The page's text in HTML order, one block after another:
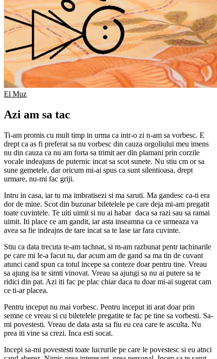
El Muz
Azi am sa tac
Ti-am promis cu mult timp in urma ca intr-o zi n-am sa vorbesc. E
drept ca as fi preferat sa nu vorbesc din cauza orgoliului meu imens
nu din cauza ca nu am forta sa trimit aer din plamani prin corzile
vocale indeajuns de puternic incat sa scot sunete. Nu stiu cm or sa
sune gemetele, dar oricum mi-ai spus ca sunt silentioasa, drept
urmare, nu-mi fac griji.
Intru in casa, iar tu ma imbratisezi si ma saruti. Ma gandesc ca-ti era
dor de mine. Scot din buzunar biletelele pe care deja mi-am pregatit
toate cuvintele. Te uiti uimit si nu ai habar daca sa razi sau sa ramai
uimit. Iti place ce am gandit, iar asta inseamna ca ce urmeaza va
avea sa fie indeajns de tare incat sa te lase iar fara cuvinte.
Stiu ca data trecuta te-am tachnat, si m-am razbunat pentr tachinarile
pe care mi le-a facut tu, dar acum am de gand sa ma tin de cuvant
atunci cand spun ca totul incepe sa conteze doar pentru tine. Vreau
sa ajung isa te simti vinovat. Vreau sa ajungi sa nu ai putere sa te
ridici din pat. Azi iti fac pe plac chiar daca tu doar mi-ai sugerat cam
ce ti-ar placea.
Pentru inceput nu mai vorbesc. Pentru inceput iti arat doar prin
semne ce vreau si cu biletelele pregatite te fac pe tine sa vorbesti. Sa-
mi povestesti. Vreau de data asta sa fiu eu cea care te asculta. Nu
prea iti vine sa crezi. Inca esti socat.
Incepi sa-mi povestesti toate lucrurile pe care le povestesc si eu atnci